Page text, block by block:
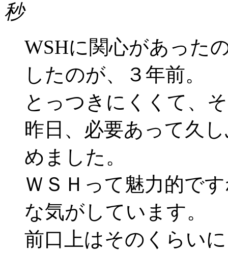
秒
WSHに関心があった
したのが、３年前。
とっつきにくくて、
昨日、必要あって久
めました。
ＷＳＨって魅力的で
な気がしています。
前口上はそのくらい